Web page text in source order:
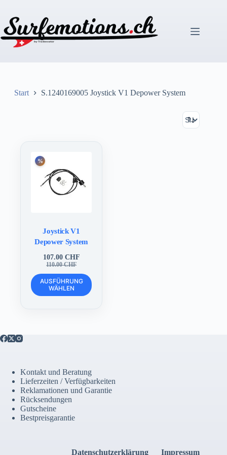
springen
Start S.1240169005 Joystick V1 Depower System
Joystick V1
Depower System
110.00CHF
Ursprünglicher
Preis
war:
110.00 CHF
107.00 CHF
Aktueller
Preis
ist:
107.00 CHF.
AUSFÜHRUNG
WÄHLEN
Dieses
Produkt
weist
der
Produktseite
gewählt
werden
Kontakt und Beratung
Lieferzeiten / Verfügbarkeiten
Reklamationen und Garantie
Rücksendungen
Gutscheine
Bestpreisgarantie
Datenschutzerklärung Impressum